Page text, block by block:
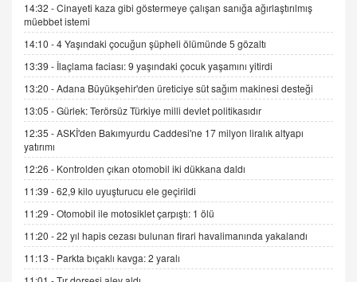
ADEM AKÖL
Esed Destekçilerinin Yüzüne Vurulan Şamar:
Sednaya
11.12.2024 12:30
DR. EKREM ASLAN
Gerçek Ne, Algı Ne? "Beraber Yürüyoruz"
Cümlesinin Peşinden
19.07.2025 12:45
GÖNÜL MENEKŞE
Şifacının Yolu
AV. RÜMEYSA ÖZKALE
Kira Uyuşmazlıklarında Dava Açmadan Önce
14:32 -Cinayeti kaza gibi göstermeye çalışan sanığa ağırlaştırılmış
müebbet istemi
14:10 -4 Yaşındaki çocuğun şüpheli ölümünde 5 gözaltı
13:39 - İlaçlama faciası: 9 yaşındaki çocuk yaşamını yitirdi
13:20 -Adana Büyükşehir'den üreticiye süt sağım makinesi desteği
13:05 -Gürlek: Terörsüz Türkiye milli devlet politikasıdır
12:35 -ASKİ'den Bakımyurdu Caddesi'ne 17 milyon liralık altyapı
yatırımı
12:26 - Kontrolden çıkan otomobil iki dükkana daldı
11:39 -62,9 kilo uyuşturucu ele geçirildi
11:29 -Otomobil ile motosiklet çarpıştı: 1 ölü
11:20 -22 yıl hapis cezası bulunan firari havalimanında yakalandı
11:13 - Parkta bıçaklı kavga: 2 yaralı